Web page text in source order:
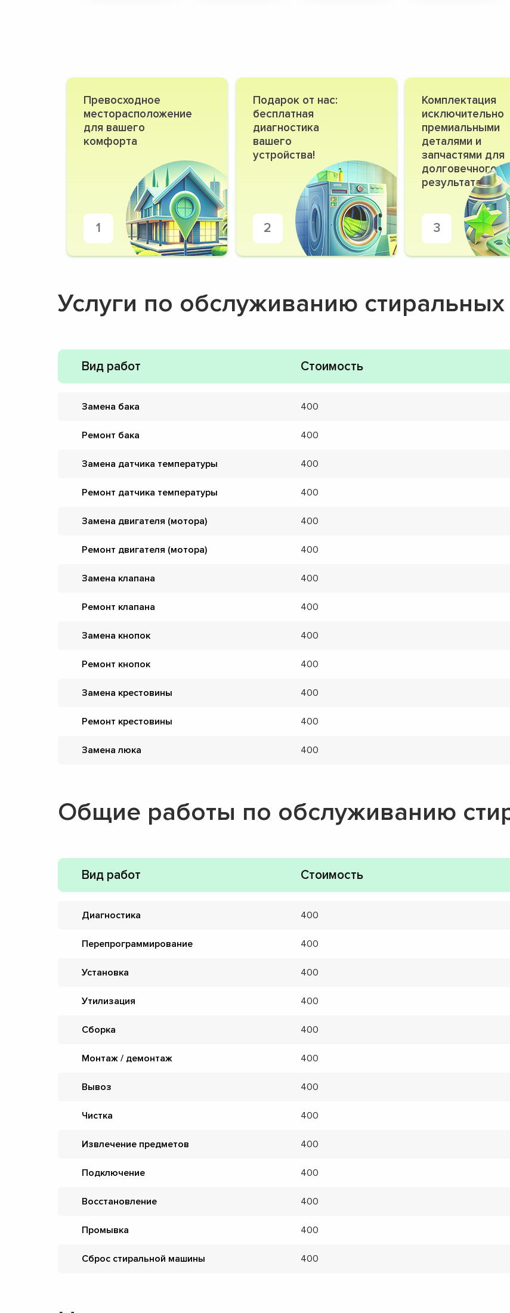
Превосходное
месторасположение
для вашего
комфорта
1
Подарок от нас:
бесплатная
диагностика
вашего
устройства!
2
Комплектация
исключительно
премиальными
деталями и
запчастями для
долговечного
результата
3
Услуги по обслуживанию
Вид работ Стоимость
Замена бака 400
Ремонт бака 400
Замена датчика температуры 400
Ремонт датчика температуры 400
Замена двигателя (мотора) 400
Ремонт двигателя (мотора) 400
Замена клапана 400
Ремонт клапана 400
Замена кнопок 400
Ремонт кнопок 400
Замена крестовины 400
Ремонт крестовины 400
Замена люка 400
Общие работы по обслуживанию
Вид работ Стоимость
Диагностика 400
Перепрограммирование 400
Установка 400
Утилизация 400
Сборка 400
Монтаж / демонтаж 400
Вывоз 400
Чистка 400
Извлечение предметов 400
Подключение 400
Восстановление 400
Промывка 400
Сброс стиральной машины 400